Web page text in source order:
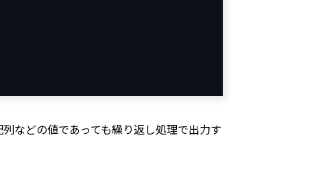
などの値であっても繰り返し処理で出力す